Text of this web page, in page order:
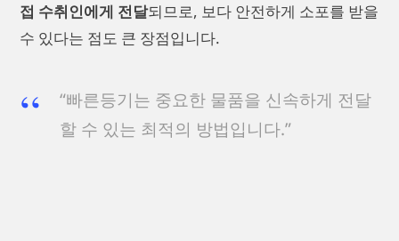
접 수취인에게 전달되므로, 보다 안전하게 소포를 받을
수 있다는 점도 큰 장점입니다.
“빠른등기는 중요한 물품을 신속하게 전달
할 수 있는 최적의 방법입니다.”